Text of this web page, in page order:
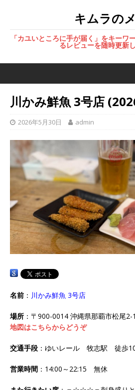
キムラの
「カユいところに手が届く」をキーワ
るレビューを随時更新
川かみ鮮魚 3号店
2026年5月30日 admin
名前 ： 川かみ鮮魚 3号店
場所 ：〒900-0014 沖縄県那覇市松尾
地図はこちらからどうぞ
交通手段 ：ゆいレール 牧志駅 徒歩
営業時間 ：14:00～22:15 無休